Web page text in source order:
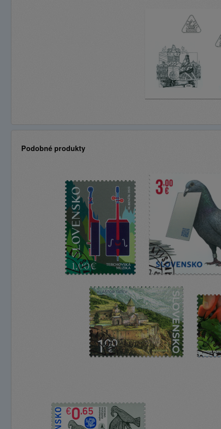
Podobné produkty